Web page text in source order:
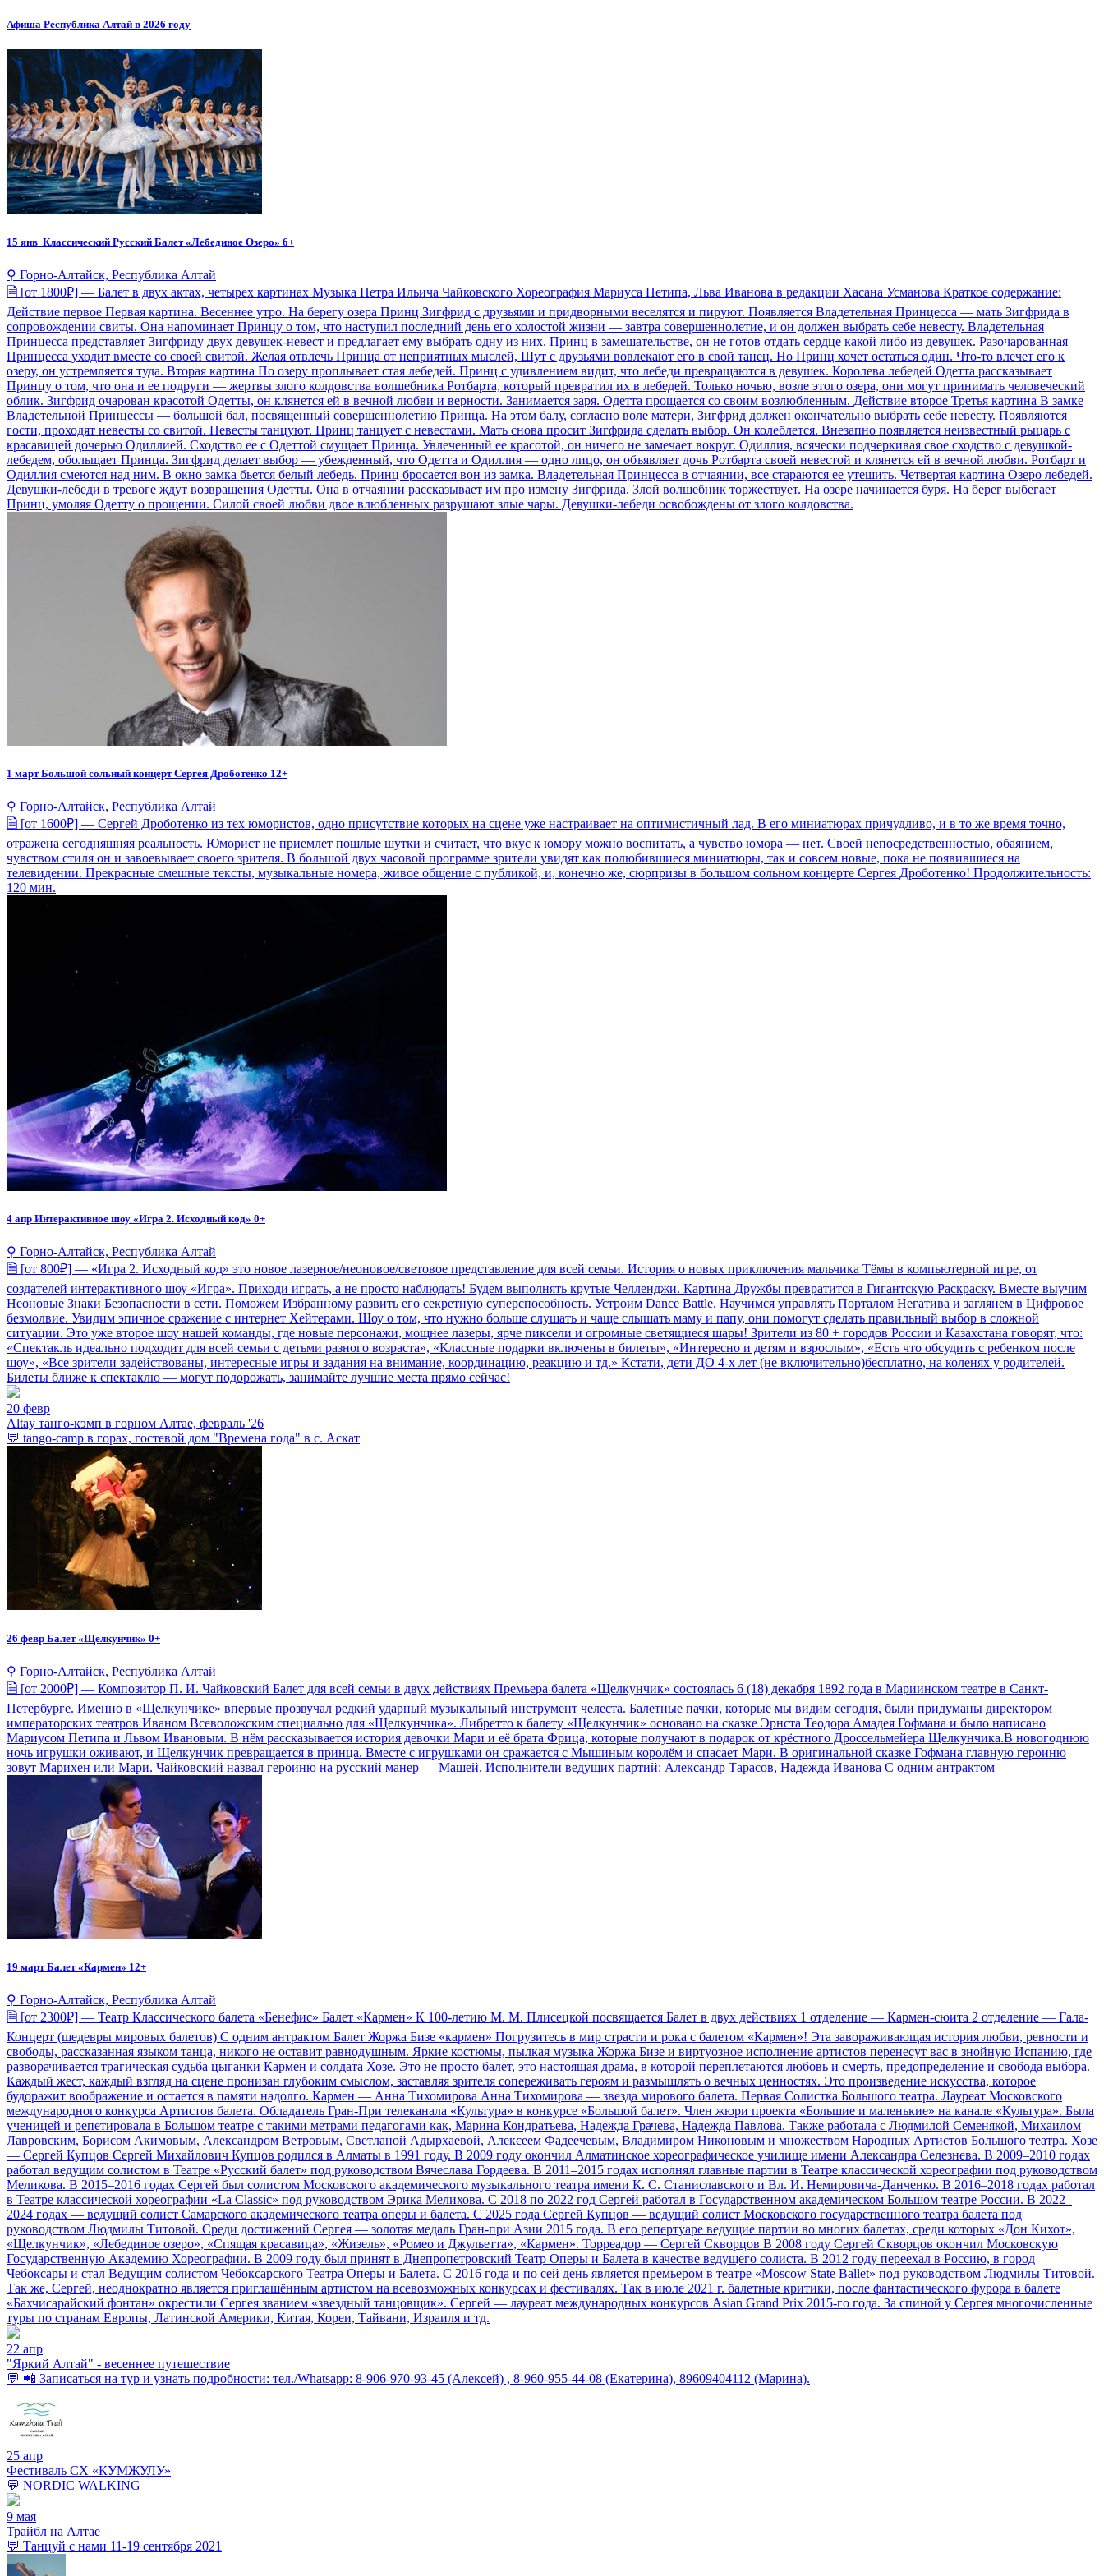
Афиша Республика Алтай в 2026 году
15 янв Классический Русский Балет «Лебединое Озеро» 6+
⚲ Горно-Алтайск, Республика Алтай
🗎 [от 1800₽] — Балет в двух актах, четырех картинах Музыка Петра Ильича Чайковского Хореография Мариуса Петипа, Льва Иванова в редакции Хасана Усманова Краткое содержание:
Действие первое Первая картина. Весеннее утро. На берегу озера Принц Зигфрид с друзьями и придворными веселятся и пируют. Появляется Владетельная Принцесса — мать Зигфрида в
сопровождении свиты. Она напоминает Принцу о том, что наступил последний день его холостой жизни — завтра совершеннолетие, и он должен выбрать себе невесту. Владетельная
Принцесса представляет Зигфриду двух девушек-невест и предлагает ему выбрать одну из них. Принц в замешательстве, он не готов отдать сердце какой либо из девушек. Разочарованная
Принцесса уходит вместе со своей свитой. Желая отвлечь Принца от неприятных мыслей, Шут с друзьями вовлекают его в свой танец. Но Принц хочет остаться один. Что-то влечет его к
озеру, он устремляется туда. Вторая картина По озеру проплывает стая лебедей. Принц с удивлением видит, что лебеди превращаются в девушек. Королева лебедей Одетта рассказывает
Принцу о том, что она и ее подруги — жертвы злого колдовства волшебника Ротбарта, который превратил их в лебедей. Только ночью, возле этого озера, они могут принимать человеческий
облик. Зигфрид очарован красотой Одетты, он клянется ей в вечной любви и верности. Занимается заря. Одетта прощается со своим возлюбленным. Действие второе Третья картина В замке
Владетельной Принцессы — большой бал, посвященный совершеннолетию Принца. На этом балу, согласно воле матери, Зигфрид должен окончательно выбрать себе невесту. Появляются
гости, проходят невесты со свитой. Невесты танцуют. Принц танцует с невестами. Мать снова просит Зигфрида сделать выбор. Он колеблется. Внезапно появляется неизвестный рыцарь с
красавицей дочерью Одиллией. Сходство ее с Одеттой смущает Принца. Увлеченный ее красотой, он ничего не замечает вокруг. Одиллия, всячески подчеркивая свое сходство с девушкой-
лебедем, обольщает Принца. Зигфрид делает выбор — убежденный, что Одетта и Одиллия — одно лицо, он объявляет дочь Ротбарта своей невестой и клянется ей в вечной любви. Ротбарт и
Одиллия смеются над ним. В окно замка бьется белый лебедь. Принц бросается вон из замка. Владетельная Принцесса в отчаянии, все стараются ее утешить. Четвертая картина Озеро лебедей.
Девушки-лебеди в тревоге ждут возвращения Одетты. Она в отчаянии рассказывает им про измену Зигфрида. Злой волшебник торжествует. На озере начинается буря. На берег выбегает
Принц, умоляя Одетту о прощении. Силой своей любви двое влюбленных разрушают злые чары. Девушки-лебеди освобождены от злого колдовства.
1 март Большой сольный концерт Сергея Дроботенко 12+
⚲ Горно-Алтайск, Республика Алтай
🗎 [от 1600₽] — Сергей Дроботенко из тех юмористов, одно присутствие которых на сцене уже настраивает на оптимистичный лад. В его миниатюрах причудливо, и в то же время точно,
отражена сегодняшняя реальность. Юморист не приемлет пошлые шутки и считает, что вкус к юмору можно воспитать, а чувство юмора — нет. Своей непосредственностью, обаянием,
чувством стиля он и завоевывает своего зрителя. В большой двух часовой программе зрители увидят как полюбившиеся миниатюры, так и совсем новые, пока не появившиеся на
телевидении. Прекрасные смешные тексты, музыкальные номера, живое общение с публикой, и, конечно же, сюрпризы в большом сольном концерте Сергея Дроботенко! Продолжительность:
120 мин.
4 апр Интерактивное шоу «Игра 2. Исходный код» 0+
⚲ Горно-Алтайск, Республика Алтай
🗎 [от 800₽] — «Игра 2. Исходный код» это новое лазерное/неоновое/световое представление для всей семьи. История о новых приключения мальчика Тёмы в компьютерной игре, от
создателей интерактивного шоу «Игра». Приходи играть, а не просто наблюдать! Будем выполнять крутые Челленджи. Картина Дружбы превратится в Гигантскую Раскраску. Вместе выучим
Неоновые Знаки Безопасности в сети. Поможем Избранному развить его секретную суперспособность. Устроим Dance Battle. Научимся управлять Порталом Негатива и заглянем в Цифровое
безмолвие. Увидим эпичное сражение с интернет Хейтерами. Шоу о том, что нужно больше слушать и чаще слышать маму и папу, они помогут сделать правильный выбор в сложной
ситуации. Это уже второе шоу нашей команды, где новые персонажи, мощнее лазеры, ярче пиксели и огромные светящиеся шары! Зрители из 80 + городов России и Казахстана говорят, что:
«Спектакль идеально подходит для всей семьи с детьми разного возраста», «Классные подарки включены в билеты», «Интересно и детям и взрослым», «Есть что обсудить с ребенком после
шоу», «Все зрители задействованы, интересные игры и задания на внимание, координацию, реакцию и тд.» Кстати, дети ДО 4-х лет (не включительно)бесплатно, на коленях у родителей.
Билеты ближе к спектаклю — могут подорожать, занимайте лучшие места прямо сейчас!
20 февр
Altay танго-кэмп в горном Алтае, февраль '26
💬 tango-camp в горах, гостевой дом "Времена года" в с. Аскат
26 февр Балет «Щелкунчик» 0+
⚲ Горно-Алтайск, Республика Алтай
🗎 [от 2000₽] — Композитор П. И. Чайковский Балет для всей семьи в двух действиях Премьера балета «Щелкунчик» состоялась 6 (18) декабря 1892 года в Мариинском театре в Санкт-
Петербурге. Именно в «Щелкунчике» впервые прозвучал редкий ударный музыкальный инструмент челеста. Балетные пачки, которые мы видим сегодня, были придуманы директором
императорских театров Иваном Всеволожским специально для «Щелкунчика». Либретто к балету «Щелкунчик» основано на сказке Эрнста Теодора Амадея Гофмана и было написано
Мариусом Петипа и Львом Ивановым. В нём рассказывается история девочки Мари и её брата Фрица, которые получают в подарок от крёстного Дроссельмейера Щелкунчика.В новогоднюю
ночь игрушки оживают, и Щелкунчик превращается в принца. Вместе с игрушками он сражается с Мышиным королём и спасает Мари. В оригинальной сказке Гофмана главную героиню
зовут Марихен или Мари. Чайковский назвал героиню на русский манер — Машей. Исполнители ведущих партий: Александр Тарасов, Надежда Иванова С одним антрактом
19 март Балет «Кармен» 12+
⚲ Горно-Алтайск, Республика Алтай
🗎 [от 2300₽] — Театр Классического балета «Бенефис» Балет «Кармен» К 100-летию М. М. Плисецкой посвящается Балет в двух действиях 1 отделение — Кармен-сюита 2 отделение — Гала-
Концерт (шедевры мировых балетов) С одним антрактом Балет Жоржа Бизе «кармен» Погрузитесь в мир страсти и рока с балетом «Кармен»! Эта завораживающая история любви, ревности и
свободы, рассказанная языком танца, никого не оставит равнодушным. Яркие костюмы, пылкая музыка Жоржа Бизе и виртуозное исполнение артистов перенесут вас в знойную Испанию, где
разворачивается трагическая судьба цыганки Кармен и солдата Хозе. Это не просто балет, это настоящая драма, в которой переплетаются любовь и смерть, предопределение и свобода выбора.
Каждый жест, каждый взгляд на сцене пронизан глубоким смыслом, заставляя зрителя сопереживать героям и размышлять о вечных ценностях. Это произведение искусства, которое
будоражит воображение и остается в памяти надолго. Кармен — Анна Тихомирова Анна Тихомирова — звезда мирового балета. Первая Солистка Большого театра. Лауреат Московского
международного конкурса Артистов балета. Обладатель Гран-При телеканала «Культура» в конкурсе «Большой балет». Член жюри проекта «Большие и маленькие» на канале «Культура». Была
ученицей и репетировала в Большом театре с такими метрами педагогами как, Марина Кондратьева, Надежда Грачева, Надежда Павлова. Также работала с Людмилой Семенякой, Михаилом
Лавровским, Борисом Акимовым, Александром Ветровым, Светланой Адырхаевой, Алексеем Фадеечевым, Владимиром Никоновым и множеством Народных Артистов Большого театра. Хозе
— Сергей Купцов Сергей Михайлович Купцов родился в Алматы в 1991 году. В 2009 году окончил Алматинское хореографическое училище имени Александра Селезнева. В 2009–2010 годах
работал ведущим солистом в Театре «Русский балет» под руководством Вячеслава Гордеева. В 2011–2015 годах исполнял главные партии в Театре классической хореографии под руководством
Меликова. В 2015–2016 годах Сергей был солистом Московского академического музыкального театра имени К. С. Станиславского и Вл. И. Немировича-Данченко. В 2016–2018 годах работал
в Театре классической хореографии «La Classic» под руководством Эрика Мелихова. С 2018 по 2022 год Сергей работал в Государственном академическом Большом театре России. В 2022–
2024 годах — ведущий солист Самарского академического театра оперы и балета. С 2025 года Сергей Купцов — ведущий солист Московского государственного театра балета под
руководством Людмилы Титовой. Среди достижений Сергея — золотая медаль Гран-при Азии 2015 года. В его репертуаре ведущие партии во многих балетах, среди которых «Дон Кихот»,
«Щелкунчик», «Лебединое озеро», «Спящая красавица», «Жизель», «Ромео и Джульетта», «Кармен». Торреадор — Сергей Скворцов В 2008 году Сергей Скворцов окончил Московскую
Государственную Академию Хореографии. В 2009 году был принят в Днепропетровский Театр Оперы и Балета в качестве ведущего солиста. В 2012 году переехал в Россию, в город
Чебоксары и стал Ведущим солистом Чебоксарского Театра Оперы и Балета. С 2016 года и по сей день является премьером в театре «Moscow State Ballet» под руководством Людмилы Титовой.
Так же, Сергей, неоднократно является приглашённым артистом на всевозможных конкурсах и фестивалях. Так в июле 2021 г. балетные критики, после фантастического фурора в балете
«Бахчисарайский фонтан» окрестили Сергея званием «звездный танцовщик». Сергей — лауреат международных конкурсов Asian Grand Prix 2015-го года. За спиной у Сергея многочисленные
туры по странам Европы, Латинской Америки, Китая, Кореи, Тайвани, Израиля и тд.
22 апр
"Яркий Алтай" - весеннее путешествие
💬 📲 Записаться на тур и узнать подробности: тел./Whatsapp: 8-906-970-93-45 (Алексей) , 8-960-955-44-08 (Екатерина), 89609404112 (Марина).
25 апр
Фестиваль СХ «КУМЖУЛУ»
💬 NORDIC WALKING
9 мая
Трайбл на Алтае
💬 Танцуй с нами 11-19 сентября 2021